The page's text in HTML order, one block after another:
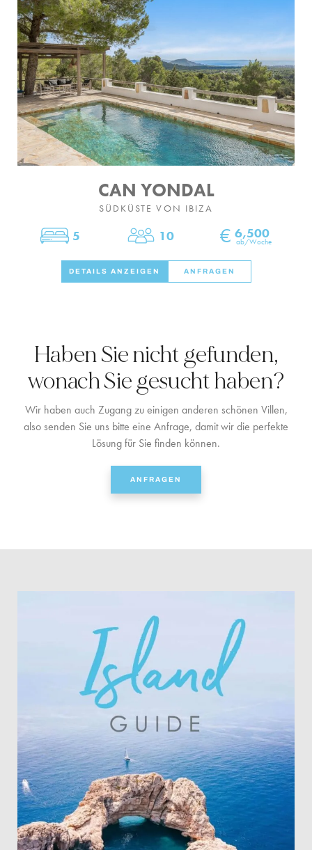
CAN YONDAL
SÜDKÜSTE VON IBIZA
Schlafzimmer
5 Personen
10 € 6,500
ab/Woche
DETAILS ANZEIGEN ANFRAGEN
Haben Sie nicht gefunden,
wonach Sie gesucht haben?
Wir haben auch Zugang zu einigen anderen schönen Villen,
also senden Sie uns bitte eine Anfrage, damit wir die perfekte
Lösung für Sie finden können.
ANFRAGEN